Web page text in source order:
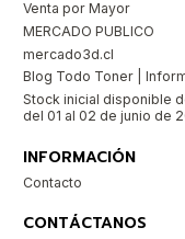
Venta por Mayor
MERCADO PUBLICO
mercado3d.cl
Blog Todo Toner |
Stock inicial disponible
del 01 al 02 de junio de
INFORMACIÓN
Contacto
CONTÁCTANOS